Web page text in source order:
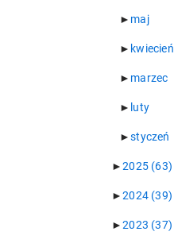
► maj
► kwiecień
► marzec
► luty
►styczeń
►2025 (63)
►2024 (39)
►2023 (37)